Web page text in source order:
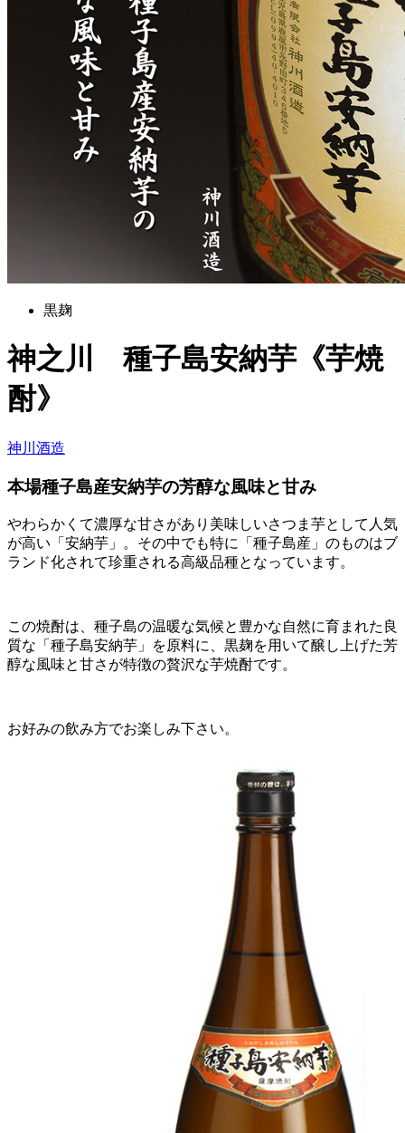
黒麹
神之川 種子島安納芋《芋焼
酎》
神川酒造
本場種子島産安納芋の芳醇な風味と甘み
やわらかくて濃厚な甘さがあり美味しいさつま芋として人気
が高い「安納芋」。その中でも特に「種子島産」のものはブ
ランド化されて珍重される高級品種となっています。
この焼酎は、種子島の温暖な気候と豊かな自然に育まれた良
質な「種子島安納芋」を原料に、黒麹を用いて醸し上げた芳
醇な風味と甘さが特徴の贅沢な芋焼酎です。
お好みの飲み方でお楽しみ下さい。